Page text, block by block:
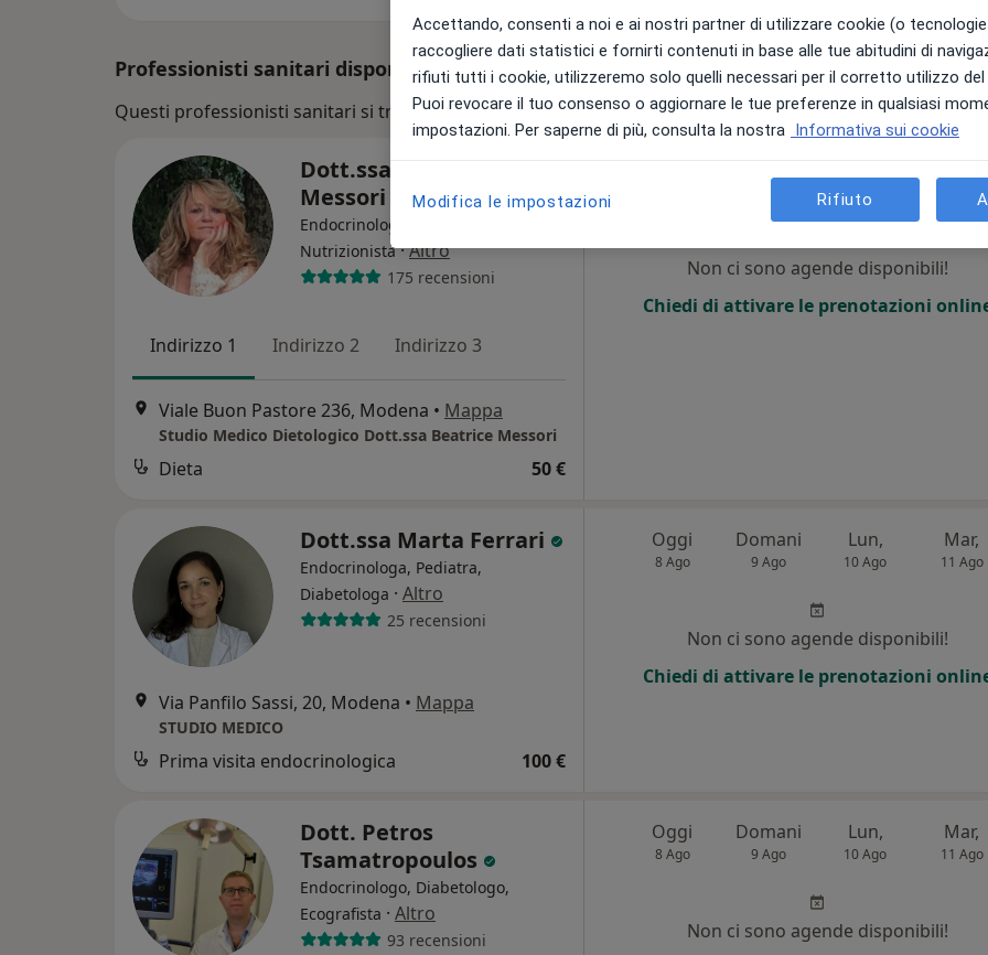
Professionisti sanitari disponibili
Questi professionisti sanitari si trovano fuori Sassuolo, MO, in aree vicine alla tua ricerca.
Dott.ssa Beatrice
Messori
Endocrinologa, Dietologa,
Nutrizionista·Altro
175 recensioni
Indirizzo 1 Indirizzo 2 Indirizzo 3
Viale Buon Pastore 236, Modena • Mappa
Studio Medico Dietologico Dott.ssa Beatrice Messori
Dieta 50 €
10 Ago 11 Ago
Non ci sono agende disponibili!
Chiedi di attivare le prenotazioni
Dott.ssa Marta Ferrari
Endocrinologa, Pediatra,
Diabetologa · Altro
25 recensioni
Via Panfilo Sassi, 20, Modena • Mappa
STUDIO MEDICO
Prima visita endocrinologica 100 €
Oggi
8 Ago
Domani
9 Ago
Lun,
10 Ago
Mar,
11 Ago
Non ci sono agende disponibili!
Chiedi di attivare le prenotazioni
Dott. Petros
Tsamatropoulos
Endocrinologo, Diabetologo,
Ecografista · Altro
93 recensioni
Oggi
8 Ago
Domani
9 Ago
Lun,
10 Ago
Mar,
11 Ago
Non ci sono agende disponibili!
Accettando, consenti a noi e ai nostri partner di utilizzare cookie (o
raccogliere dati statistici e fornirti contenuti in base alle tue abitudini di
rifiuti tutti i cookie, utilizzeremo solo quelli necessari per il corretto utilizzo
Puoi revocare il tuo consenso o aggiornare le tue preferenze in qualsiasi
impostazioni. Per saperne di più, consulta la nostra Informativa sui cookie
Modifica le impostazioni Rifiuto